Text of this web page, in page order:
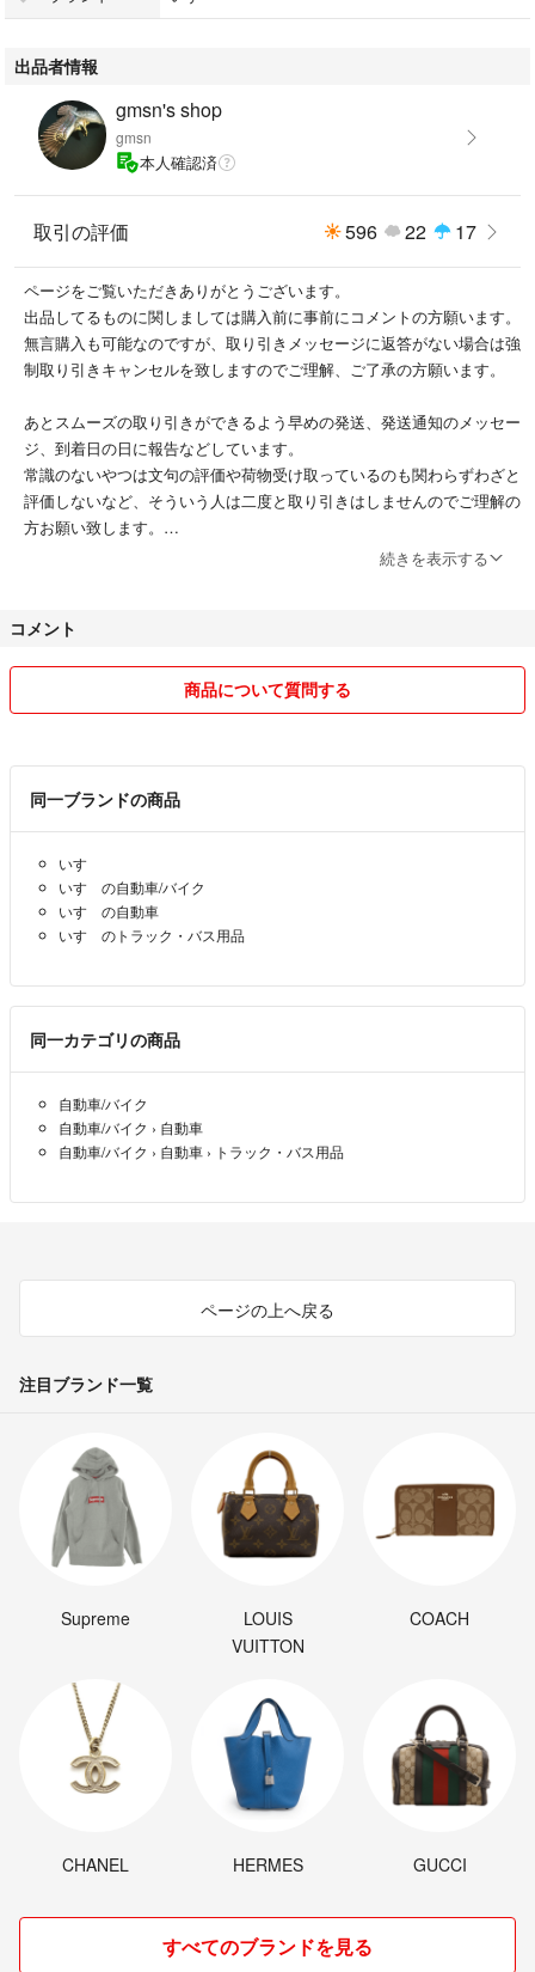
インディアンジェリー
ユナイテッドアローズ
トゥモローランド
エストネーション
エディフィス
ZARA ザラ
H&M
日野
トラック内装
トラック
出品者情報
gmsn's shop
gmsn
本人確認済
取引の評価 596 22 17
ページをご覧いただきありがとうございます。
出品してるものに関しましては購入前に事前にコメントの方願います。
無言購入も可能なのですが、取り引きメッセージに返答がない場合は強
制取り引きキャンセルを致しますのでご理解、ご了承の方願います。
あとスムーズの取り引きができるよう早めの発送、発送通知のメッセー
ジ、到着日の日に報告などしています。
常識のないやつは文句の評価や荷物受け取っているのも関わらずわざと
評価しないなど、そういう人は二度と取り引きはしませんのでご理解の
方お願い致します。
宜しくお願い申し上げます🙇‍♂️
続きを表示する
コメント
商品について質問する
同一ブランドの商品
いすゞ
いすゞの自動車/バイク
いすゞの自動車
いすゞのトラック・バス用品
同一カテゴリの商品
自動車/バイク
自動車/バイク › 自動車
自動車/バイク › 自動車 › トラック・バス用品
ページの上へ戻る
注目ブランド一覧
Supreme
LOUIS
VUITTON
COACH
CHANEL HERMES GUCCI
すべてのブランドを見る